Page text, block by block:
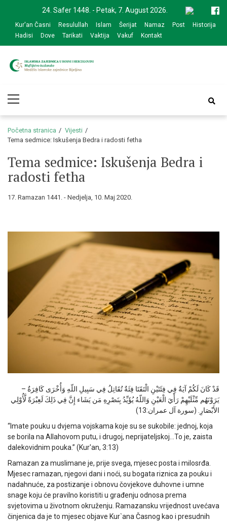
navigation
content
24. Safer 1448. - Petak, 7. August 2026.
Kur'an Časni Resulullah Islam Šerijat Namaz Post
Historija
Hadisi
Dove Tarikati Vaktija Vakuf Kontakt
zajednice Bijeljina
Menu
Početna stranica
Vijesti
Tema sedmice: Iskušenja Bedra i radosti fetha
Tema sedmice: Iskušenja Bedra i
radosti fetha
17. Ramazan 1441. - Nedjelja, 10. Maj 2020.
– قَدْ كَانَ لَكُمْ آيَةٌ فِي فِئَتَيْنِ الْتَقَتَا فِئَةٌ تُقَاتِلُ فِي سَبِيلِ اللّهِ وَأُخْرَى كَافِرَةٌ
يَرَوْنَهُم مِّثْلَيْهِمْ رَأْيَ الْعَيْنِ وَاللّهُ يُؤَيِّدُ بِنَصْرِهِ مَن يَشَاء إِنَّ فِي ذَلِكَ لَعِبْرَةً لَّأُوْلِي
الأَبْصَارِ. (سورة آل عمران:13)
“Imate pouku u dvjema vojskama koje su se sukobile: jednoj, koja
se borila na Allahovom putu, i drugoj, neprijateljskoj…To je, zaista
dalekovidnim pouka.” (Kur'an, 3:13)
Ramazan za muslimane je, prije svega, mjesec posta i milosrđa.
Mjesec ramazan, njegovi dani i noći, su bogata riznica za pouku i
nadahnuće, za postizanje i obnovu čovjekove duhovne i umne
snage koju će pravilno koristiti u građenju odnosa prema
svjetovima u životnom okruženju. Ramazansku vrijednost uvećava
činjenica da je to mjesec objave Kur`ana Časnog kao i presudnih